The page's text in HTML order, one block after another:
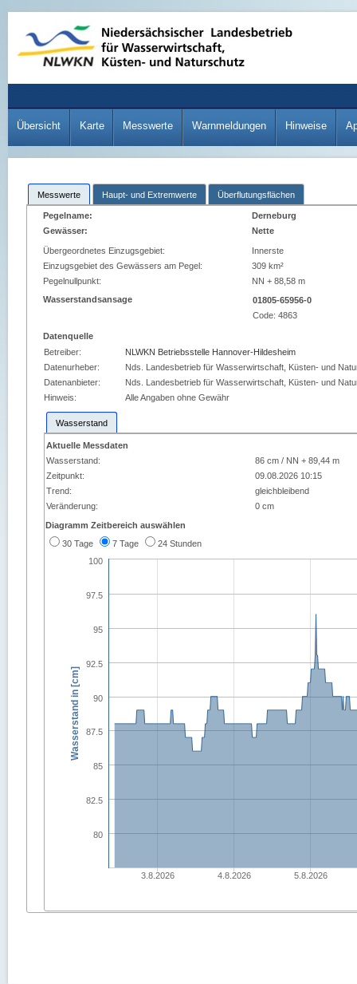
Übersicht Karte Messwerte Warnmeldungen Hinweise
Messwerte Haupt- und Extremwerte Überflutungsflächen
Pegelname:
Derneburg
Gewässer:
Nette
Übergeordnetes Einzugsgebiet:
Innerste
Einzugsgebiet des Gewässers am Pegel:
309 km²
Pegelnullpunkt:
NN + 88,58 m
Wasserstandsansage
01805-65956-0
Code:4863
Datenquelle
Betreiber:
NLWKN Betriebsstelle Hannover-Hildesheim
Datenurheber:
Nds. Landesbetrieb für Wasserwirtschaft, Küsten- und
Datenanbieter:
Nds. Landesbetrieb für Wasserwirtschaft, Küsten- und
Hinweis:
Alle Angaben ohne Gewähr
Wasserstand
Aktuelle Messdaten
Wasserstand:
86 cm / NN + 89,44 m
Zeitpunkt:
09.08.2026 10:15
Trend:
gleichbleibend
Veränderung:
0 cm
Diagramm Zeitbereich auswählen
30 Tage
7 Tage 24 Stunden
Wasserstand in [cm]
3.8.2026 4.8.2026 5.8.2026
80
82.5
85
87.5
90
92.5
95
97.5
100